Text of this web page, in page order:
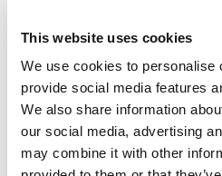
This website uses cookies
We use cookies to personalise
provide social media features
We also share information
our social media, advertising
may combine it with other
AFM可显著改善叶轮和扩散器流道
泵效率从1%提高到11%，这取决于
Extrude Hone拥有数十年的专业知
3D制造商，终端用户合作，在一些
率。从能源到采矿，甚至太空应用